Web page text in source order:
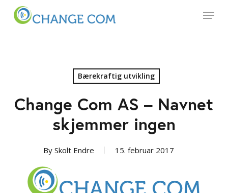
Menu
Bærekraftig utvikling
Change Com AS – Navnet
skjemmer ingen
By Skolt Endre 15. februar 2017